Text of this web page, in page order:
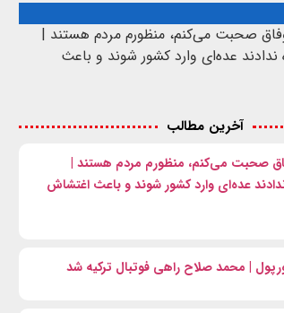
صحبت می‌کنم، منظورم مردم هستند |
ندادند عده‌ای وارد کشور شوند و باعث
آخرین مطالب
صحبت می‌کنم، منظورم مردم هستند |
عده‌ای وارد کشور شوند و باعث اغتشاش
| محمد صلاح راهی فوتبال ترکیه شد